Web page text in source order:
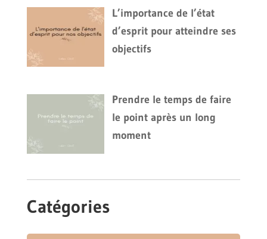
L’importance de l’état
d’esprit pour atteindre ses
objectifs
Prendre le temps de faire
le point après un long
moment
Catégories